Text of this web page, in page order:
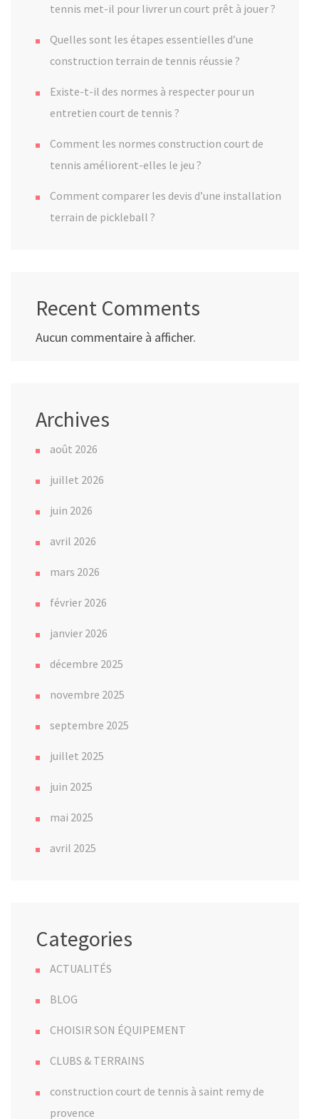
tennis met-il pour livrer un court prêt à jouer ?
Quelles sont les étapes essentielles d’une
construction terrain de tennis réussie ?
Existe-t-il des normes à respecter pour un
entretien court de tennis ?
Comment les normes construction court de
tennis améliorent-elles le jeu ?
Comment comparer les devis d’une installation
terrain de pickleball ?
Recent Comments
Aucun commentaire à afficher.
Archives
août 2026
juillet 2026
juin 2026
avril 2026
mars 2026
février 2026
janvier 2026
décembre 2025
novembre 2025
septembre 2025
juillet 2025
juin 2025
mai 2025
avril 2025
Categories
ACTUALITÉS
BLOG
CHOISIR SON ÉQUIPEMENT
CLUBS & TERRAINS
construction court de tennis à saint remy de
provence